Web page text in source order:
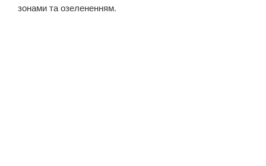
зонами та озелененням.